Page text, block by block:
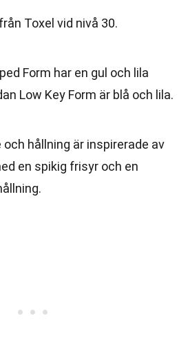
Toxel vid nivå 30.
Form har en gul och lila
Low Key Form är blå och lila.
hållning är inspirerade av
en spikig frisyr och en